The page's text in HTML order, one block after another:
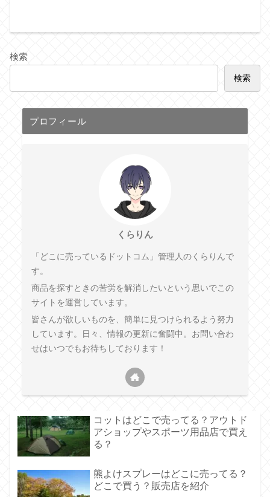
検索
検索
プロフィール
くらりん
「どこに売っているドットコム」管理人のくらりんで
す。
商品を探すときの苦労を解消したいという思いでこの
サイトを運営しています。
皆さんが欲しいものを、簡単に見つけられるよう努力
しています。日々、情報の更新に奮闘中。お問い合わ
せはいつでもお待ちしております！
コットはどこで売ってる？アウトド
アショップやスポーツ用品店で買え
る？
熊よけスプレーはどこに売ってる？
どこで買う？販売店を紹介